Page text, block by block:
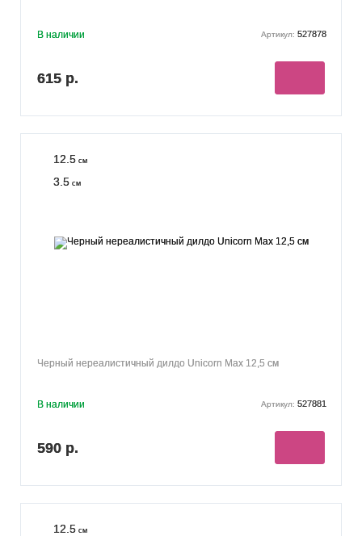
В наличии Артикул: 527878
615 р.
12.5 см
3.5 см
Черный нереалистичный дилдо Unicorn Max 12,5 см
В наличии Артикул: 527881
590 р.
12.5 см